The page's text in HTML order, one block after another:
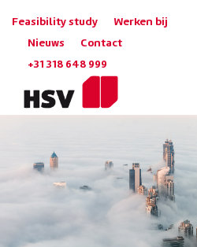
Feasibility study Werken bij
Nieuws Contact
+31 318 648 999